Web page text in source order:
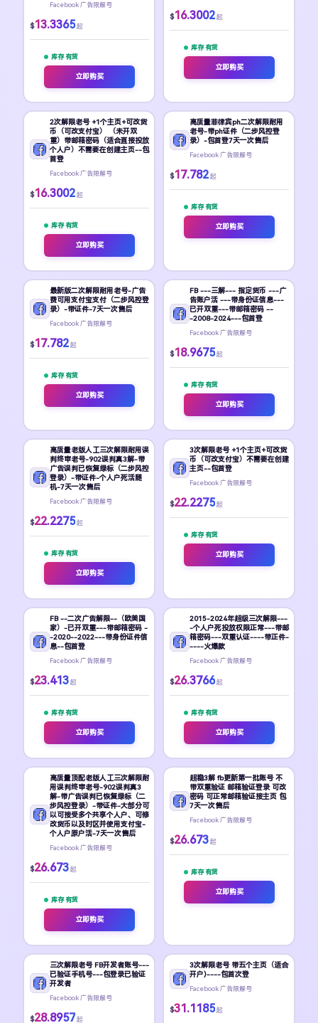
Facebook 广告限解号
$13.3365 起
库存 有货
立即购买
$16.3002 起
库存 有货
立即购买
2次解限老号 +1个主页+可改货
币（可改支付宝） （未开双
重）带邮箱密码（适合直接投放
个人户）不需要在创建主页--包
首登
Facebook 广告限解号
$16.3002 起
库存 有货
立即购买
高质量菲律宾ph二次解限耐用
老号-带ph证件（二步风控登
录）-包首登7天一次售后
Facebook 广告限解号
$17.782 起
库存 有货
立即购买
最新版二次解限耐用老号-广告
费可用支付宝支付（二步风控登
录）-带证件-7天一次售后
Facebook 广告限解号
$17.782 起
库存 有货
立即购买
FB ---三解--- 指定货币 ---广
告账户活 ---带身份证信息---
已开双重---带邮箱密码 --
-2008-2024---包首登
Facebook 广告限解号
$18.9675 起
库存 有货
立即购买
高质量老版人工三次解限耐用误
判终审老号-902误判真3解-带
广告误判已恢复绿标（二步风控
登录）-带证件-个人户死活随
机-7天一次售后
Facebook 广告限解号
$22.2275 起
库存 有货
立即购买
3次解限老号 +1个主页+可改货
币（可改支付宝）不需要在创建
主页--包首登
Facebook 广告限解号
$22.2275 起
库存 有货
立即购买
FB --二次广告解限--（欧美国
家）-已开双重---带邮箱密码 -
-2020--2022---带身份证件信
息--包首登
Facebook 广告限解号
$23.413 起
库存 有货
立即购买
2015-2024年超级三次解限---
-个人户死投放权限正常---带邮
箱密码---双重认证----带正件-
----火爆款
Facebook 广告限解号
$26.3766 起
库存 有货
立即购买
高质量顶配老版人工三次解限耐
用误判终审老号-902误判真3
解-带广告误判已恢复绿标（二
步风控登录）-带证件-大部分可
以可接受多个共享个人户、可修
改货币以及时区并使用支付宝-
个人户原户活-7天一次售后
Facebook 广告限解号
$26.673 起
库存 有货
立即购买
超稳3解 fb更新第一批账号 不
带双重验证 邮箱验证登录 可改
密码 可正常邮箱验证接主页 包
7天一次售后
Facebook 广告限解号
$26.673 起
库存 有货
立即购买
三次解限老号 FB开发者账号---
已验证手机号---包登录已验证
开发者
Facebook 广告限解号
$28.8957 起
3次解限老号 带五个主页（适合
开户)----包首次登
Facebook 广告限解号
$31.1185 起